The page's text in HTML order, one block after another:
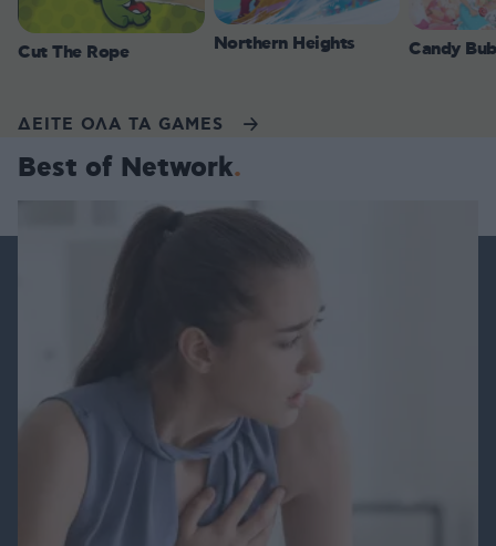
Cut The Rope Northern Heights Candy
ΔΕΙΤΕ ΟΛΑ ΤΑ GAMES
Best of Network